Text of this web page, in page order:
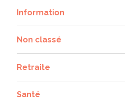
Information
Non classé
Retraite
Santé